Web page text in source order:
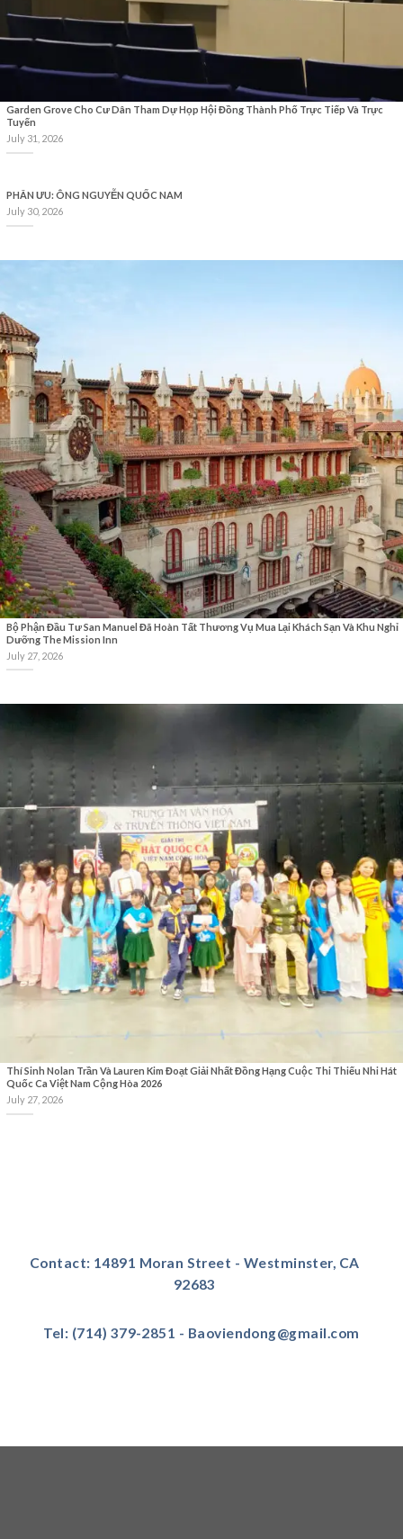
Garden Grove Cho Cư Dân Tham Dự Họp Hội Đồng Thành Phố Trực Tiếp Và Trực
Tuyến
July 31, 2026
PHÂN ƯU: ÔNG NGUYỄN QUỐC NAM
July 30, 2026
Bộ Phận Đầu Tư San Manuel Đã Hoàn Tất Thương Vụ Mua Lại Khách Sạn Và Khu Nghỉ
Dưỡng The Mission Inn
July 27, 2026
Thí Sinh Nolan Trần Và Lauren Kim Đoạt Giải Nhất Đồng Hạng Cuộc Thi Thiếu Nhi Hát
Quốc Ca Việt Nam Cộng Hòa 2026
July 27, 2026
Contact: 14891 Moran Street - Westminster, CA
92683
Tel: (714) 379-2851 - Baoviendong@gmail.com